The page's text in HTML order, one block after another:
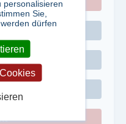
personalisieren
Sie,
dürfen